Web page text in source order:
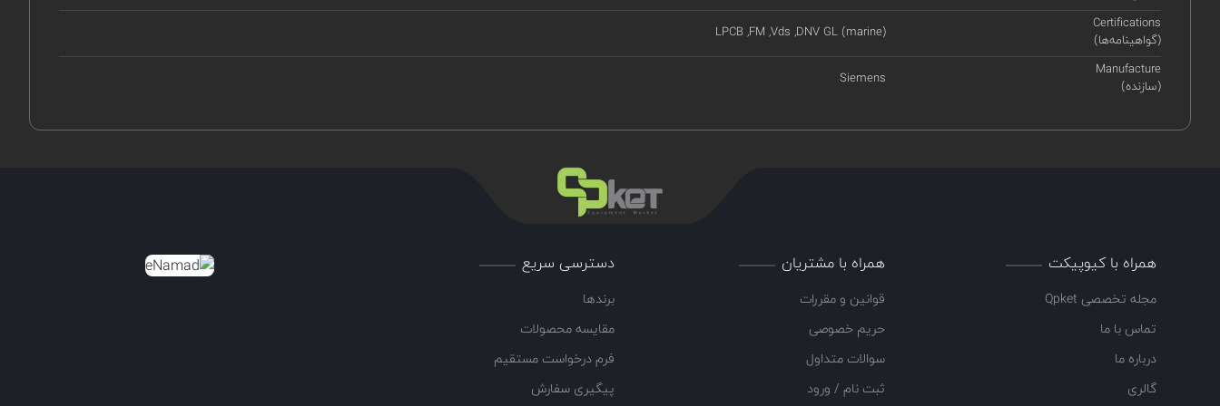
Certifications
(گواهینامه‌ها)
LPCB ,FM ,Vds ,DNV GL (marine)
Manufacture
(سازنده)
Siemens
همراه با کیوپیکت
مجله تخصصی Qpket
تماس با ما
درباره ما
گالری
همراه با مشتریان
قوانین و مقررات
حریم خصوصی
سوالات متداول
ثبت نام / ورود
دسترسی سریع
برندها
مقایسه محصولات
فرم درخواست مستقیم
پیگیری سفارش